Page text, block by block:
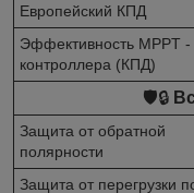
Европейский КПД
Эффективность MPPT -
контроллера (КПД)
🛡️🔒
Защита от обратной
полярности
Защита от перегрузки